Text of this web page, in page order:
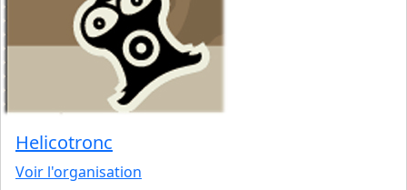
Helicotronc
Voir l'organisation